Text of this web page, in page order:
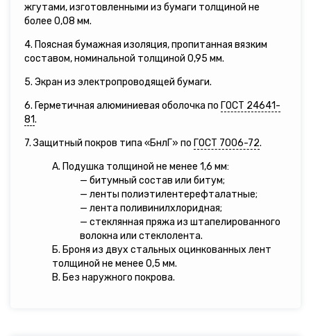
жгутами, изготовленными из бумаги толщиной не
более 0,08 мм.
4. Поясная бумажная изоляция, пропитанная вязким
составом, номинальной толщиной 0,95 мм.
5. Экран из электропроводящей бумаги.
6. Герметичная алюминиевая оболочка по ГОСТ 24641-
81.
7. Защитный покров типа «БнлГ» по ГОСТ 7006-72.
А. Подушка толщиной не менее 1,6 мм:
— битумный состав или битум;
— ленты полиэтилентерефталатные;
— лента поливинилхлоридная;
— стеклянная пряжа из штапелированного
волокна или стеклолента.
Б. Броня из двух стальных оцинкованных лент
толщиной не менее 0,5 мм.
В. Без наружного покрова.